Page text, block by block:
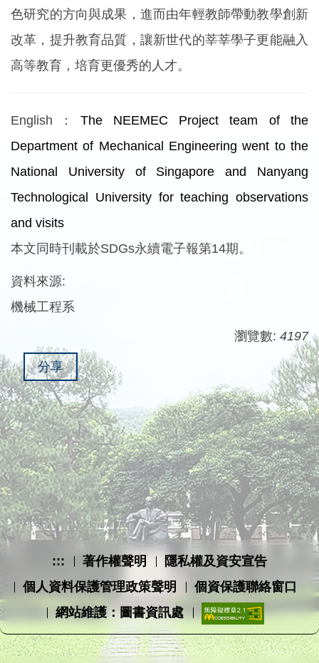
色研究的方向與成果，進而由年輕教師帶動教學創新
改革，提升教育品質，讓新世代的莘莘學子更能融入
高等教育，培育更優秀的人才。
English： The NEEMEC Project team of the
Department of Mechanical Engineering went to the
National University of Singapore and Nanyang
Technological University for teaching observations
and visits
本文同時刊載於SDGs永續電子報第14期。
資料來源:
機械工程系
瀏覽數: 4197
分享
::: 著作權聲明
隱私權及資安宣告
個人資料保護管理政策聲明
個資保護聯絡窗口
網站維護：圖書資訊處